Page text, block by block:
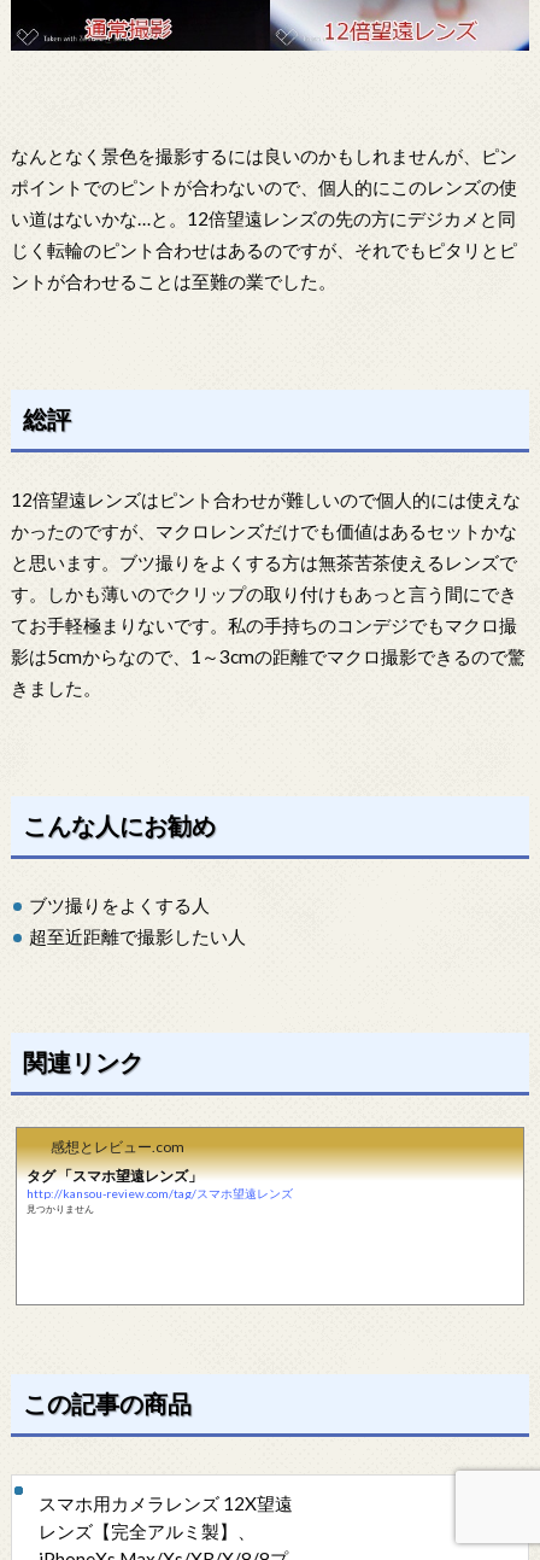
なんとなく景色を撮影するには良いのかもしれませんが、ピン
ポイントでのピントが合わないので、個人的にこのレンズの使
い道はないかな…と。12倍望遠レンズの先の方にデジカメと同
じく転輪のピント合わせはあるのですが、それでもピタリとピ
ントが合わせることは至難の業でした。
総評
12倍望遠レンズはピント合わせが難しいので個人的には使えな
かったのですが、マクロレンズだけでも価値はあるセットかな
と思います。ブツ撮りをよくする方は無茶苦茶使えるレンズで
す。しかも薄いのでクリップの取り付けもあっと言う間にでき
てお手軽極まりないです。私の手持ちのコンデジでもマクロ撮
影は5cmからなので、1～3cmの距離でマクロ撮影できるので驚
きました。
こんな人にお勧め
ブツ撮りをよくする人
超至近距離で撮影したい人
関連リンク
感想とレビュー.com
タグ 「スマホ望遠レンズ」
http://kansou-review.com/tag/スマホ望遠レンズ
見つかりません
この記事の商品
スマホ用カメラレンズ 12X望遠
レンズ【完全アルミ製】、